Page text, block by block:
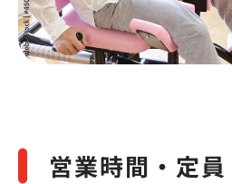
営業時間・定員